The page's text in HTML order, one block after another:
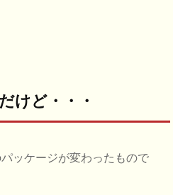
けど・・・
ッケージが変わったもので